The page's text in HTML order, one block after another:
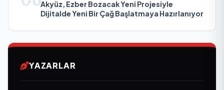
Akyüz, Ezber Bozacak Yeni Projesiyle
Dijitalde Yeni Bir Çağ Başlatmaya Hazırlanıyor
YAZARLAR